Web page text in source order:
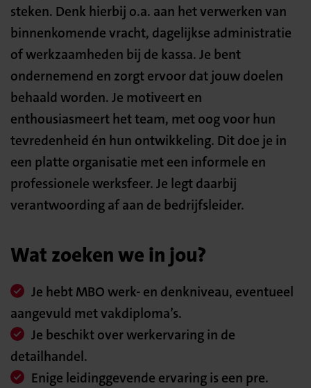
steken. Denk hierbij o.a. aan het verwerken van
binnenkomende vracht, dagelijkse administratie
of werkzaamheden bij de kassa. Je bent
ondernemend en zorgt ervoor dat jouw doelen
behaald worden. Je motiveert en
enthousiasmeert het team, met oog voor hun
tevredenheid én hun ontwikkeling. Dit doe je in
een platte organisatie met een informele en
professionele werksfeer. Je legt daarbij
verantwoording af aan de bedrijfsleider.
Wat zoeken we in jou?
Je hebt MBO werk- en denkniveau, eventueel
aangevuld met vakdiploma’s.
Je beschikt over werkervaring in de
detailhandel.
Enige leidinggevende ervaring is een pre.